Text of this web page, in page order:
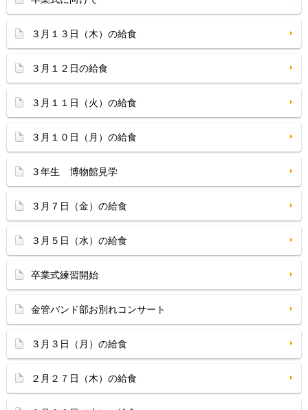
３月１３日（木）の給食
３月１２日の給食
３月１１日（火）の給食
３月１０日（月）の給食
３年生 博物館見学
３月７日（金）の給食
３月５日（水）の給食
卒業式練習開始
金管バンド部お別れコンサート
３月３日（月）の給食
２月２７日（木）の給食